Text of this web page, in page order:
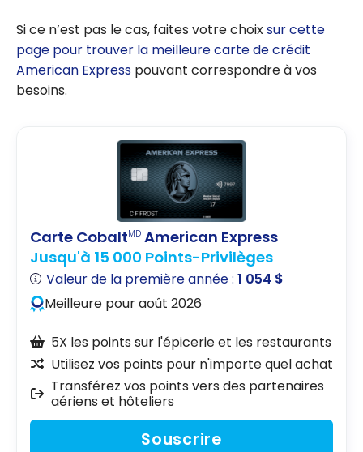
Si ce n’est pas le cas, faites votre choixsur cette
page pour trouver la meilleure carte de crédit
American Express pouvant correspondre à vos
besoins.
Carte CobaltMD American Express
Jusqu'à 15 000 Points-Privilèges
Valeur de la première année :1 054 $
Meilleure pour août 2026
5X les points sur l'épicerie et les restaurants
Utilisez vos points pour n'importe quel achat
Transférez vos points vers des partenaires
aériens et hôteliers
Souscrire